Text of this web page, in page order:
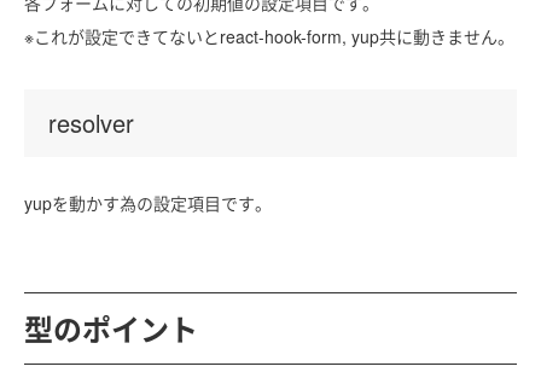
※これが設定できてないとreact-hook-form, yup共に動きません。
resolver
yupを動かす為の設定項目です。
型のポイント